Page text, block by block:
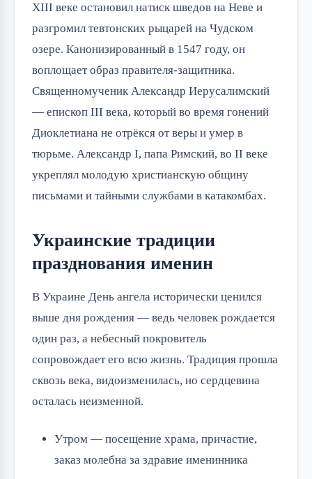
XIII веке остановил натиск шведов на Неве и
разгромил тевтонских рыцарей на Чудском
озере. Канонизированный в 1547 году, он
воплощает образ правителя-защитника.
Священномученик Александр Иерусалимский
— епископ III века, который во время гонений
Диоклетиана не отрёкся от веры и умер в
тюрьме. Александр I, папа Римский, во II веке
укреплял молодую христианскую общину
письмами и тайными службами в катакомбах.
Украинские традиции
празднования именин
В Украине День ангела исторически ценился
выше дня рождения — ведь человек рождается
один раз, а небесный покровитель
сопровождает его всю жизнь. Традиция прошла
сквозь века, видоизменилась, но сердцевина
осталась неизменной.
Утром — посещение храма, причастие,
заказ молебна за здравие именинника